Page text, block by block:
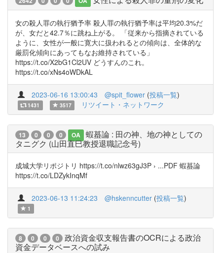
女の殺人罪の執行猶予率 殺人罪の執行猶予率は平均20.3%だ
が、女だと42.7％に跳ね上がる。 「従来から指摘されている
ように、女性が一般に寛大に扱われるとの傾向は、全体的な
厳罰化傾向にあってもなお維持されている」
https://t.co/X2bG1Cl2UV どうすんのこれ。
https://t.co/xNs4oWDkAL
2023-06-16 13:00:43 @spit_flower (投稿一覧)
1431 3517 リツイート・ネットワーク
13 0 0 0 OA
蝦蟇論 : 田の神、地の神としての
タニグク (山田直巳教授退職記念号)
成城大学リポジトリ https://t.co/nlwz63gJ3P › ...PDF 蝦蟇論
https://t.co/LDZykInqMf
2023-06-13 11:24:23 @hskenncutter (投稿一覧)
1
8 0 0 0
政治資金収支報告書のOCRによる政治
資金データベースへの試み